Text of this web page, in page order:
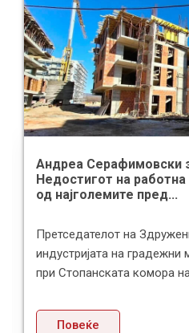
Андреа Серафимовски
Недостигот на
од најголемите пред...
Претседателот на
индустријата на градежни
при Стопанската комора
Повеќе